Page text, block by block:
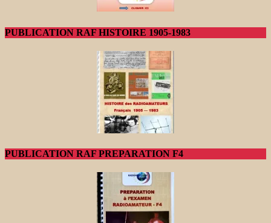
PUBLICATION RAF HISTOIRE 1905-1983
PUBLICATION RAF PREPARATION F4